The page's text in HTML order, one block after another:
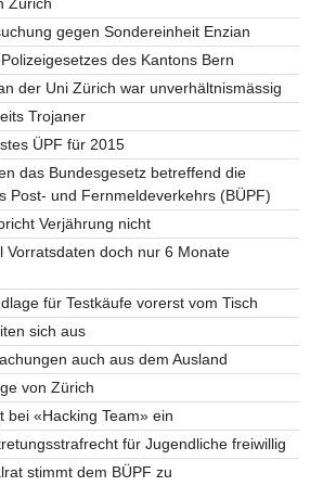
Zürich
gegen Sondereinheit Enzian
des Kantons Bern
der Uni Zürich war unverhältnismässig
Trojaner
ÜPF für 2015
das Bundesgesetz betreffend die
Post- und Fernmeldeverkehrs (BÜPF)
Verjährung nicht
Vorratsdaten doch nur 6 Monate
für Testkäufe vorerst vom Tisch
sich aus
auch aus dem Ausland
von Zürich
bei «Hacking Team» ein
für Jugendliche freiwillig
stimmt dem BÜPF zu